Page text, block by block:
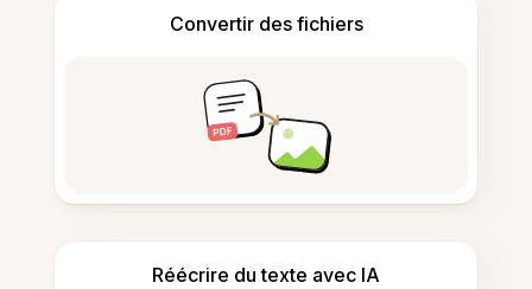
Convertir des fichiers
Réécrire du texte avec IA